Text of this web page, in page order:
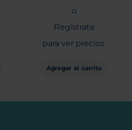
o
Regístrate
para ver precios.
Agregar al carrito